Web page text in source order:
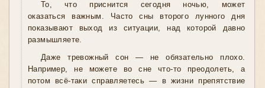
То, что приснится сегодня ночью, может
оказаться важным. Часто сны второго лунного дня
показывают выход из ситуации, над которой давно
размышляете.
Даже тревожный сон — не обязательно плохо.
Например, не можете во сне что-то преодолеть, а
потом всё-таки справляетесь — в жизни препятствие